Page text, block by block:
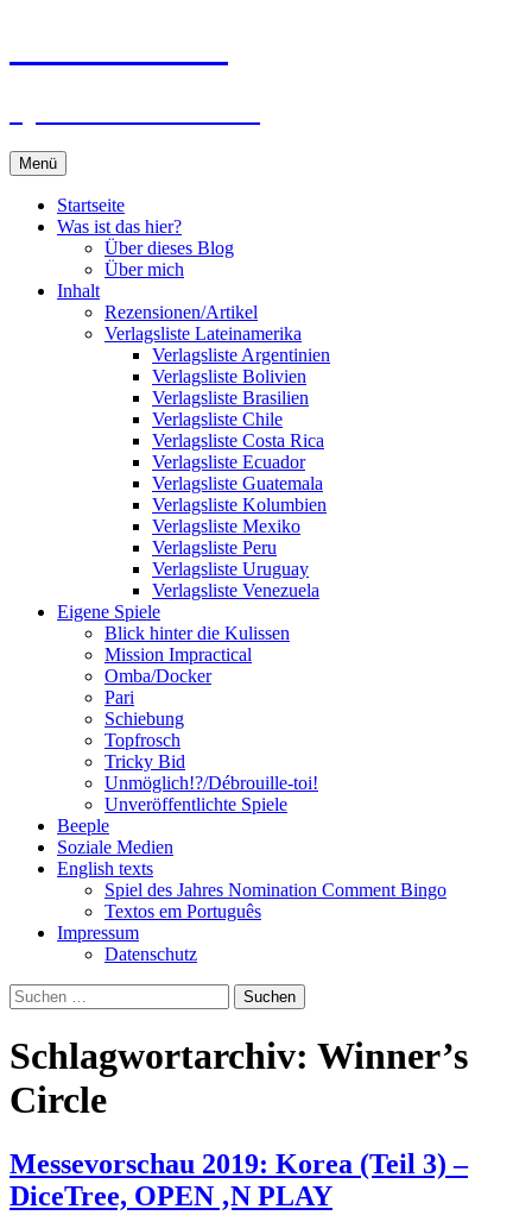
Menü
Startseite
Was ist das hier?
Über dieses Blog
Über mich
Inhalt
Rezensionen/Artikel
Verlagsliste Lateinamerika
Verlagsliste Argentinien
Verlagsliste Bolivien
Verlagsliste Brasilien
Verlagsliste Chile
Verlagsliste Costa Rica
Verlagsliste Ecuador
Verlagsliste Guatemala
Verlagsliste Kolumbien
Verlagsliste Mexiko
Verlagsliste Peru
Verlagsliste Uruguay
Verlagsliste Venezuela
Eigene Spiele
Blick hinter die Kulissen
Mission Impractical
Omba/Docker
Pari
Schiebung
Topfrosch
Tricky Bid
Unmöglich!?/Débrouille-toi!
Unveröffentlichte Spiele
Beeple
Soziale Medien
English texts
Spiel des Jahres Nomination Comment Bingo
Textos em Português
Impressum
Datenschutz
Suchen
nach:
Schlagwortarchiv: Winner’s
Circle
Messevorschau 2019: Korea (Teil 3) –
DiceTree, OPEN ‚N PLAY